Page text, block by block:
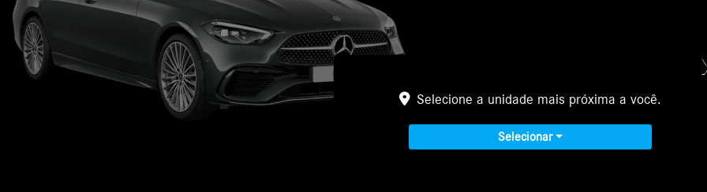
Solicitar proposta
Selecione a unidade mais próxima a você.
Selecionar